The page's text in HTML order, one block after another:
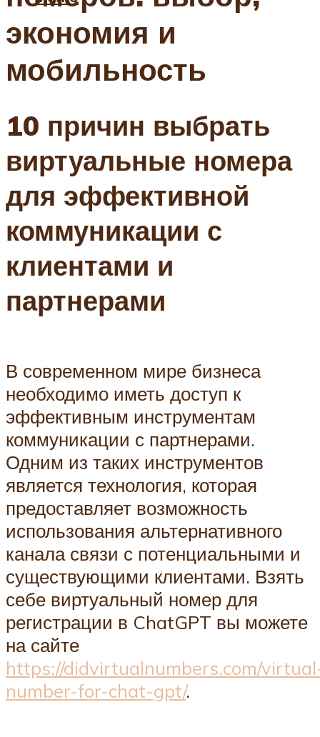
экономия и
мобильность
10 причин выбрать
виртуальные номера
для эффективной
коммуникации с
клиентами и
партнерами
В современном мире бизнеса
необходимо иметь доступ к
эффективным инструментам
коммуникации с партнерами.
Одним из таких инструментов
является технология, которая
предоставляет возможность
использования альтернативного
канала связи с потенциальными и
существующими клиентами. Взять
себе виртуальный номер для
регистрации в ChatGPT вы можете
на сайте
https://didvirtualnumbers.com/
number-for-chat-gpt/.